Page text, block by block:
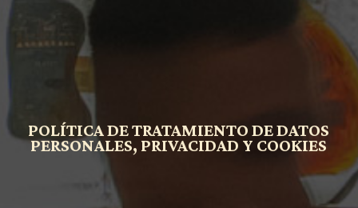
POLÍTICA DE TRATAMIENTO DE DATOS
PERSONALES, PRIVACIDAD Y COOKIES